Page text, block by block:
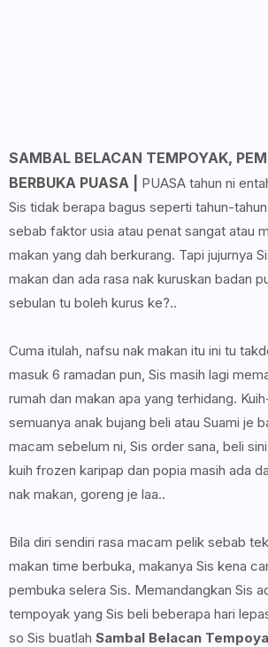
SAMBAL BELACAN TEMPOYAK,
BERBUKA PUASA |
PUASA tahun ni
Sis tidak berapa bagus seperti tahun-
sebab faktor usia atau penat sangat atau
makan yang dah berkurang. Tapi jujurnya
makan dan ada rasa nak kuruskan badan
sebulan tu boleh kurus ke?..
Cuma itulah, nafsu nak makan itu ini tu
masuk 6 ramadan pun, Sis masih lagi
rumah dan makan apa yang terhidang.
semuanya anak bujang beli atau Suami je
macam sebelum ni, Sis order sana, beli
kuih frozen karipap dan popia masih ada
nak makan, goreng je laa..
Bila diri sendiri rasa macam pelik sebab
makan time berbuka, makanya Sis kena
pembuka selera Sis. Memandangkan Sis
tempoyak yang Sis beli beberapa hari
so Sis buatlah Sambal Belacan